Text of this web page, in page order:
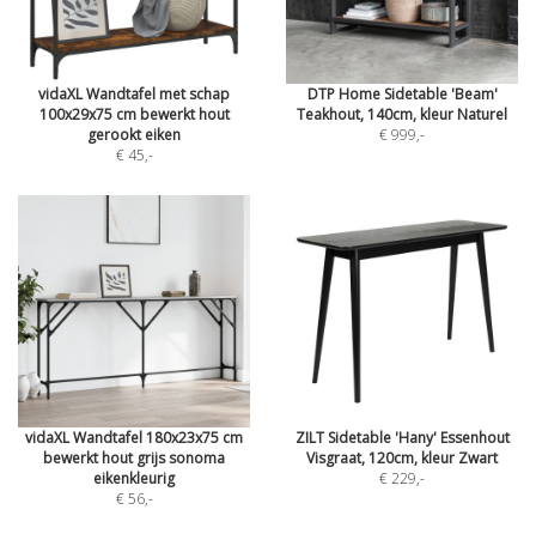
vidaXL Wandtafel met schap
100x29x75 cm bewerkt hout
gerookt eiken
€ 45,-
DTP Home Sidetable 'Beam'
Teakhout, 140cm, kleur Naturel
€ 999,-
vidaXL Wandtafel 180x23x75 cm
bewerkt hout grijs sonoma
eikenkleurig
€ 56,-
ZILT Sidetable 'Hany' Essenhout
Visgraat, 120cm, kleur Zwart
€ 229,-